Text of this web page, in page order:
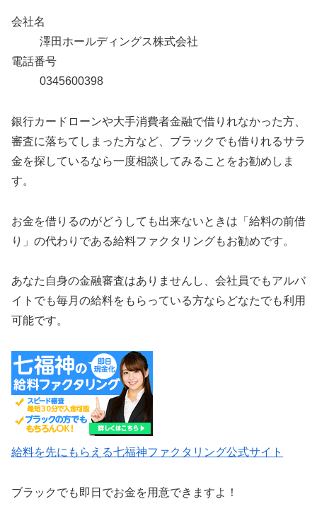
会社名
澤田ホールディングス株式会社
電話番号
0345600398
銀行カードローンや大手消費者金融で借りれなかった方、
審査に落ちてしまった方など、ブラックでも借りれるサラ
金を探しているなら一度相談してみることをお勧めしま
す。
お金を借りるのがどうしても出来ないときは「給料の前借
り」の代わりである給料ファクタリングもお勧めです。
あなた自身の金融審査はありませんし、会社員でもアルバ
イトでも毎月の給料をもらっている方ならどなたでも利用
可能です。
給料を先にもらえる七福神ファクタリング公式サイト
ブラックでも即日でお金を用意できますよ！